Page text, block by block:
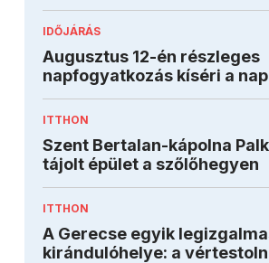
IDŐJÁRÁS
Augusztus 12-én részleges
napfogyatkozás kíséri a
ITTHON
Szent Bertalan-kápolna
tájolt épület a szőlőhegyen
ITTHON
A Gerecse egyik
kirándulóhelye: a